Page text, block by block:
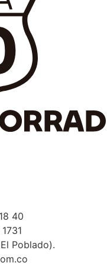
40
Poblado).